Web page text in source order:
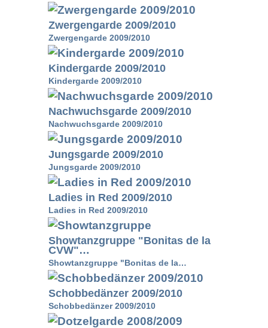
Zwergengarde 2009/2010
Zwergengarde 2009/2010
Kindergarde 2009/2010
Kindergarde 2009/2010
Nachwuchsgarde 2009/2010
Nachwuchsgarde 2009/2010
Jungsgarde 2009/2010
Jungsgarde 2009/2010
Ladies in Red 2009/2010
Ladies in Red 2009/2010
Showtanzgruppe "Bonitas de la
CVW"…
Showtanzgruppe "Bonitas de la…
Schobbedänzer 2009/2010
Schobbedänzer 2009/2010